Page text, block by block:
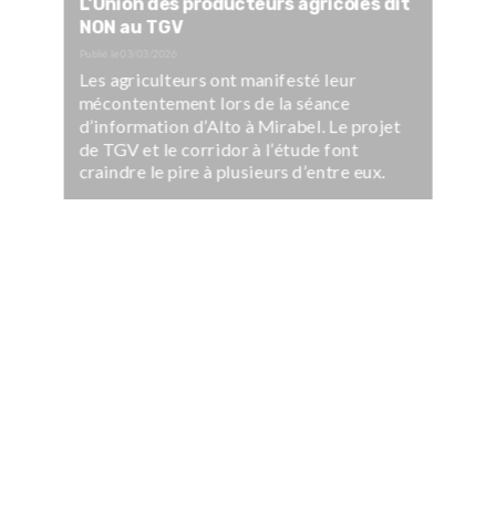
NON au TGV
Les agriculteurs ont manifesté leur
mécontentement lors de la séance
d’information d’Alto à Mirabel. Le projet
de TGV et le corridor à l’étude font
craindre le pire à plusieurs d’entre eux.